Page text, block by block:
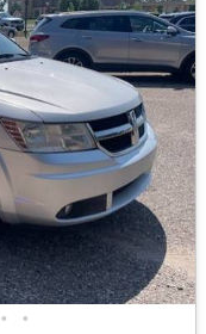
• •